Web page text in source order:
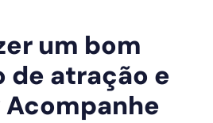
um bom
de atração e
Acompanhe